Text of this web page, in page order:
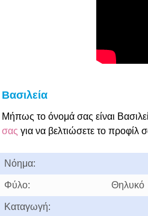
Βασιλεία
Μήπως το όνομά σας είναι
σας για να βελτιώσετε το προφίλ
Νόημα:
Φύλο: Θηλυκό
Καταγωγή: